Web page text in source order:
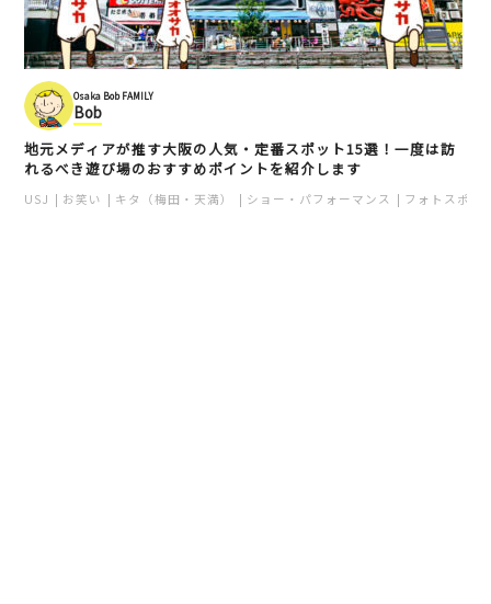
Osaka Bob FAMILY
Bob
地元メディアが推す大阪の人気・定番スポット15選！一度は訪
れるべき遊び場のおすすめポイントを紹介します
USJ お笑い キタ（梅田・天満） ショー・パフォーマンス フォトスポッ